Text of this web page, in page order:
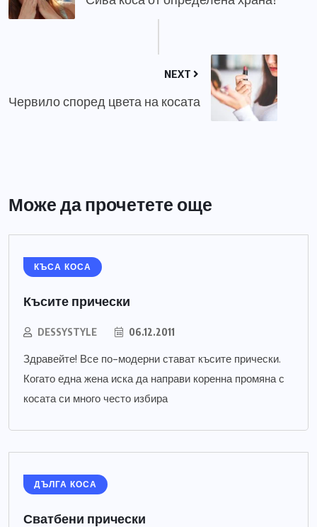
NEXT
Червило според цвета на косата
Може да прочетете още
КЪСА КОСА
Късите прически
DESSYSTYLE 06.12.2011
Здравейте! Все по-модерни стават късите прически.
Когато една жена иска да направи коренна промяна с
косата си много често избира
ДЪЛГА КОСА
Сватбени прически